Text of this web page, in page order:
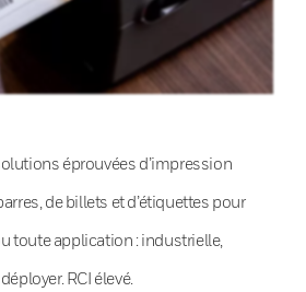
éprouvées d’impression
de billets et d’étiquettes pour
toute application : industrielle,
RCI élevé.